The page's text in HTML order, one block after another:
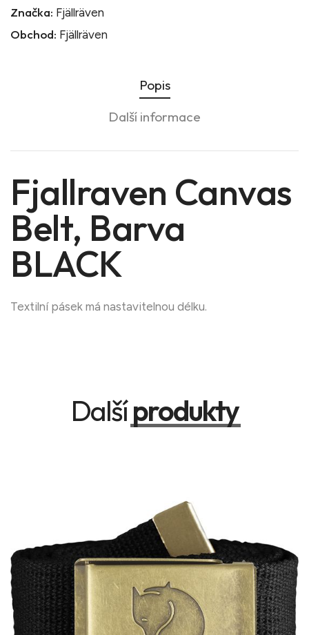
Značka: Fjällräven
Obchod: Fjällräven
Popis
Další informace
Fjallraven Canvas
Belt, Barva
BLACK
Textilní pásek má nastavitelnou délku.
Dalšíprodukty